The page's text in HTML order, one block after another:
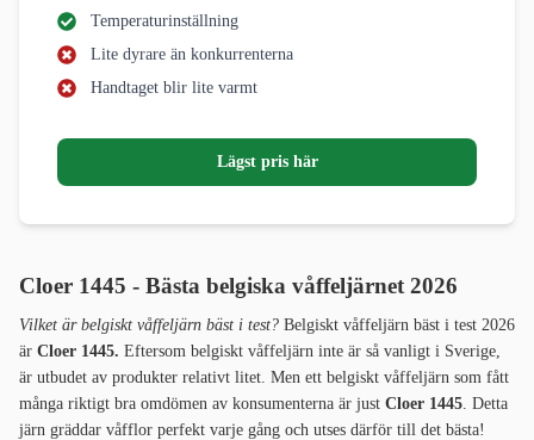
Temperaturinställning
Lite dyrare än konkurrenterna
Handtaget blir lite varmt
Lägst pris här
Cloer 1445 - Bästa belgiska våffeljärnet 2026
Vilket är belgiskt våffeljärn bäst i test? Belgiskt våffeljärn bäst i test 2026
är Cloer 1445. Eftersom belgiskt våffeljärn inte är så vanligt i Sverige,
är utbudet av produkter relativt litet. Men ett belgiskt våffeljärn som fått
många riktigt bra omdömen av konsumenterna är just Cloer 1445 . Detta
järn gräddar våfflor perfekt varje gång och utses därför till det bästa!